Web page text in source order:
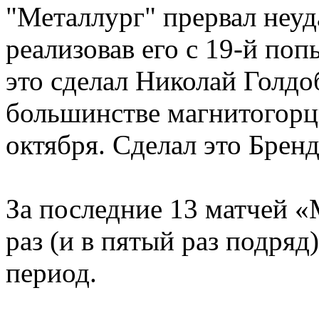
"Металлург" прервал
реализовав его с 19-й
это сделал Николай
большинстве
октября. Сделал это
За последние 13 матчей
раз (и в пятый раз
период.